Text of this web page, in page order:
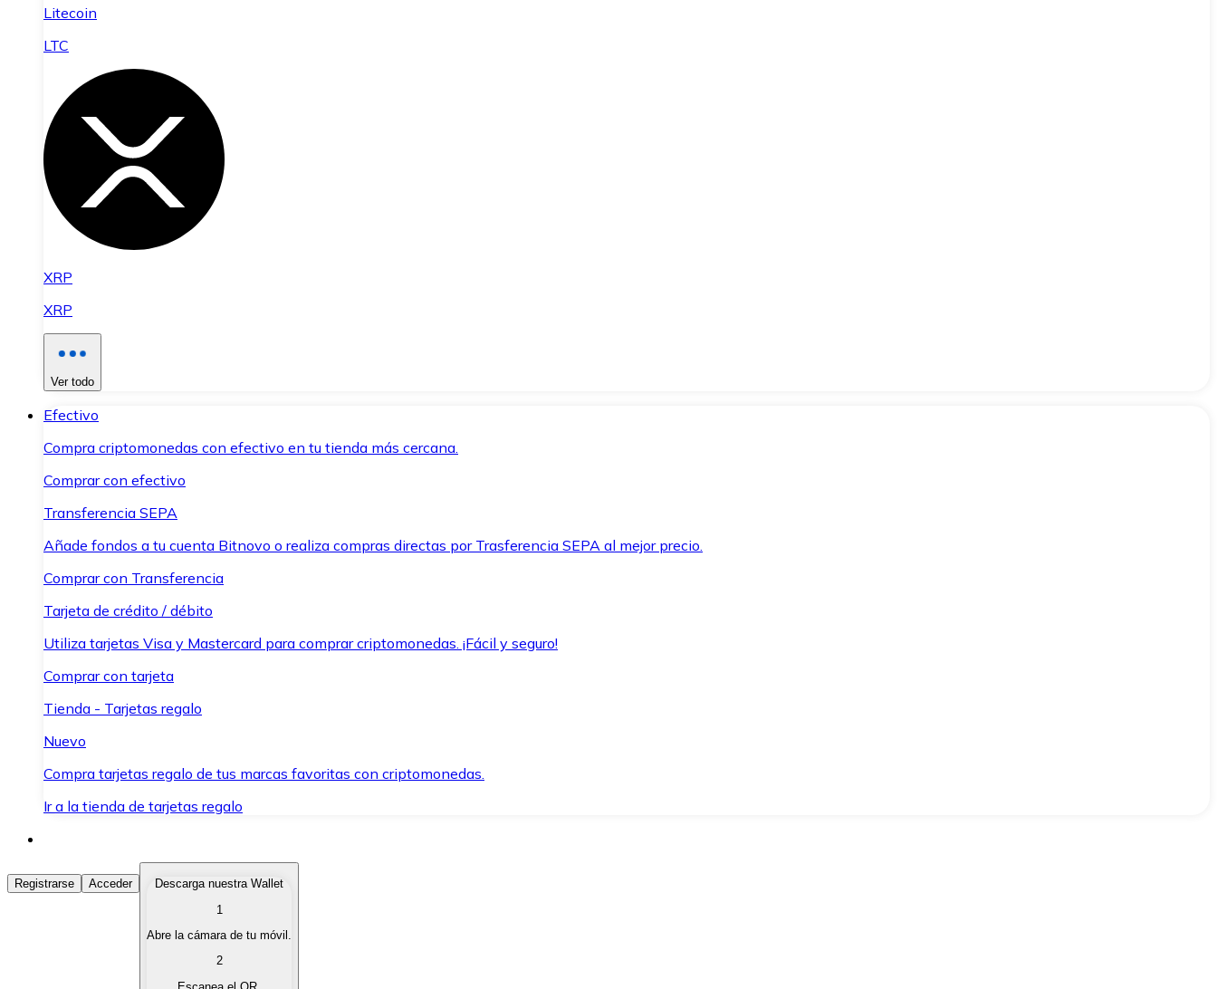
Litecoin
LTC
XRP
XRP
Ver todo
Efectivo
Compra criptomonedas con efectivo en tu tienda más cercana.
Comprar con efectivo
Transferencia SEPA
Añade fondos a tu cuenta Bitnovo o realiza compras directas por Trasferencia SEPA al mejor precio.
Comprar con Transferencia
Tarjeta de crédito / débito
Utiliza tarjetas Visa y Mastercard para comprar criptomonedas. ¡Fácil y seguro!
Comprar con tarjeta
Tienda - Tarjetas regalo
Nuevo
Compra tarjetas regalo de tus marcas favoritas con criptomonedas.
Ir a la tienda de tarjetas regalo
Comprar Criptomonedas
Compra criptomonedas con diferentes métodos de pago.
Vende tus criptomonedas de forma rápida y segura.
Registrarse Acceder
Descarga nuestra Wallet
1
Abre la cámara de tu móvil.
2